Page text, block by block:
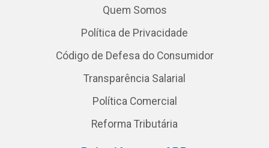
Quem Somos
Política de Privacidade
Código de Defesa do Consumidor
Transparência Salarial
Política Comercial
Reforma Tributária